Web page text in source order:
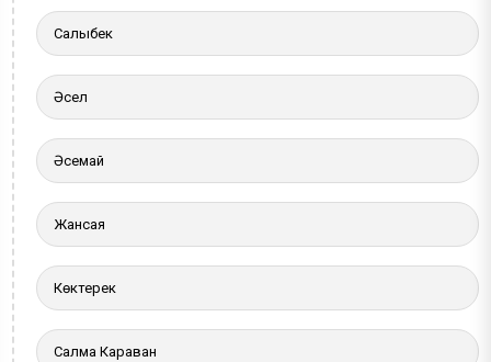
Салыбек
Әсел
Әсемай
Жансая
Көктерек
Салма Караван